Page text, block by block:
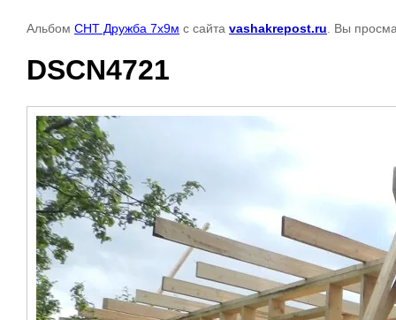
Альбом СНТ Дружба 7х9м с сайта vashakrepost.ru . Вы
DSCN4721